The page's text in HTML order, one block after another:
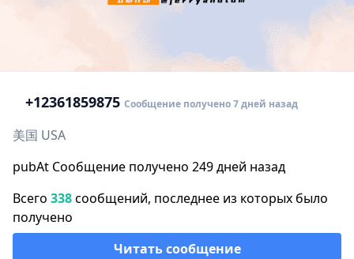
+12361859875 Сообщение получено 7 дней назад
美国 USA
pubAt Сообщение получено 249 дней назад
Всего 338сообщений, последнее из которых было
получено
Читать сообщение